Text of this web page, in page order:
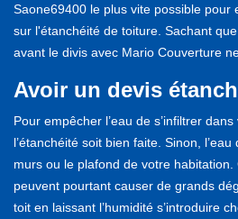
Saone69400 le plus vite possible pour
sur l'étanchéité de toiture. Sachant
avant le divis avec Mario Couverture
Avoir un devis
Pour empêcher l’eau de s’infiltrer
l’étanchéité soit bien faite. Sinon,
murs ou le plafond de votre habitation.
peuvent pourtant causer de grands
toit en laissant l’humidité s’introduire